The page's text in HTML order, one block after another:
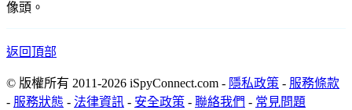
像頭。
返回頂部
© 版權所有 2011-2026 iSpyConnect.com - 隱私政策 - 服務條款
- 服務狀態 - 法律資訊 - 安全政策 - 聯絡我們 - 常見問題